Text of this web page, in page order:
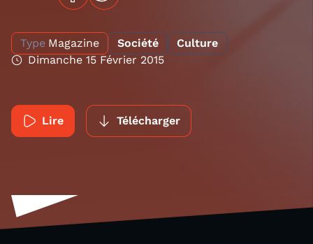
Type Magazine Société
Culture
Dimanche 15 Février 2015
Lire Télécharger